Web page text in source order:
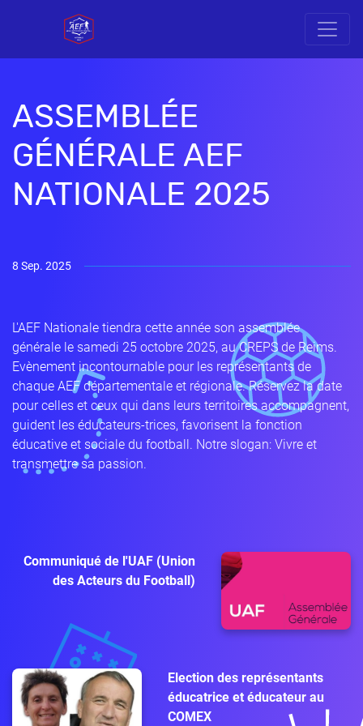
ASSEMBLÉE
GÉNÉRALE AEF
NATIONALE 2025
8 Sep. 2025
L'AEF Nationale tiendra cette année son assemblée
générale le samedi 25 octobre 2025, au CREPS de Reims.
Evènement incontournable pour les représentants de
chaque AEF départementale et régionale. Réservez la date
pour celles et ceux qui dans leurs territoires accompagnent,
guident les éducateurs-trices, favorisent la fonction
éducative et sociale du football. Notre slogan: Vivre et
transmettre sa passion.
Communiqué de l'UAF (Union
des Acteurs du Football)
Election des représentants
éducatrice et éducateur au
COMEX